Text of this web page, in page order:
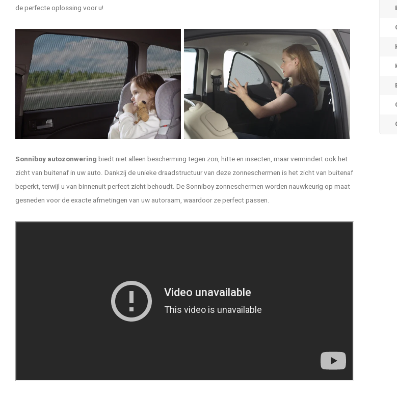
de perfecte oplossing voor u!
Sonniboy autozonwering biedt niet alleen bescherming tegen zon, hitte en insecten, maar vermindert ook het
zicht van buitenaf in uw auto. Dankzij de unieke draadstructuur van deze zonneschermen is het zicht van buitenaf
beperkt, terwijl u van binnenuit perfect zicht behoudt. De Sonniboy zonneschermen worden nauwkeurig op maat
gesneden voor de exacte afmetingen van uw autoraam, waardoor ze perfect passen.